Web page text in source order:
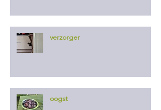
verzorger
oogst